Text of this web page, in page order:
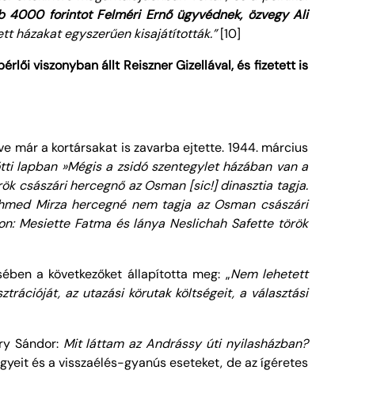
forintot Felméri Ernő ügyvédnek, özvegy Ali
házakat egyszerűen kisajátították.”[10]
viszonyban állt Reiszner Gizellával, és fizetett is
már a kortársakat is zavarba ejtette. 1944. március
lapban »Mégis a zsidó szentegylet házában van a
császári hercegnő az Osman [sic!] dinasztia tagja.
Mirza hercegné nem tagja az Osman császári
Mesiette Fatma és lánya Neslichah Safette török
a következőket állapította meg: „Nem lehetett
az utazási körutak költségeit, a választási
Sándor: Mit láttam az Andrássy úti nyilasházban?
és a visszaélés-gyanús eseteket, de az ígéretes